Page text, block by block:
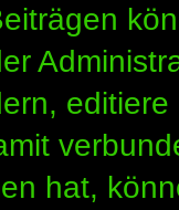
hat,